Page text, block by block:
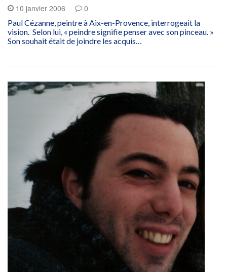
10 janvier 2006 0
Paul Cézanne, peintre à Aix-en-Provence, interrogeait la
vision. Selon lui, « peindre signifie penser avec son pinceau. »
Son souhait était de joindre les acquis…